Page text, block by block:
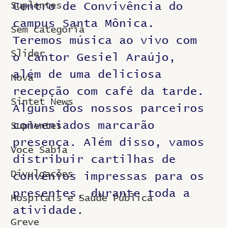
Suplentes
Sem categoria
Slider
Nova
Sintet News
Suplentes
Você Sabia
Divulgações
Hospitais e Saúde Pública
Greve
Centro de Convivência do
campus Santa Mônica.
Teremos música ao vivo com
o cantor Gesiel Araújo,
além de uma deliciosa
recepção com café da tarde.
Alguns dos nossos parceiros
conveniados marcarão
presença. Além disso, vamos
distribuir cartilhas de
convênios impressas para os
presentes, durante toda a
atividade.